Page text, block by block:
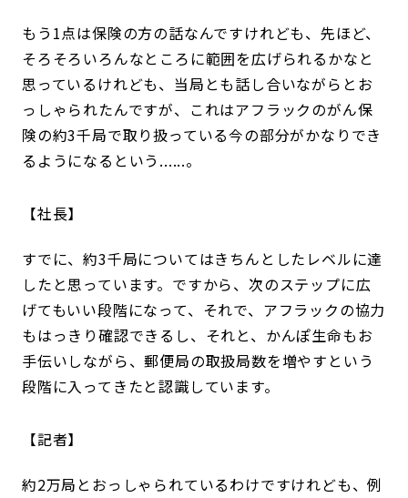
もう1点は保険の方の話なんですけれども、先ほど、
そろそろいろんなところに範囲を広げられるかなと
思っているけれども、当局とも話し合いながらとお
っしゃられたんですが、これはアフラックのがん保
険の約3千局で取り扱っている今の部分がかなりでき
るようになるという......。
社長
すでに、約3千局についてはきちんとしたレベルに達
したと思っています。ですから、次のステップに広
げてもいい段階になって、それで、アフラックの協力
もはっきり確認できるし、それと、かんぽ生命もお
手伝いしながら、郵便局の取扱局数を増やすという
段階に入ってきたと認識しています。
記者
約2万局とおっしゃられているわけですけれども、例